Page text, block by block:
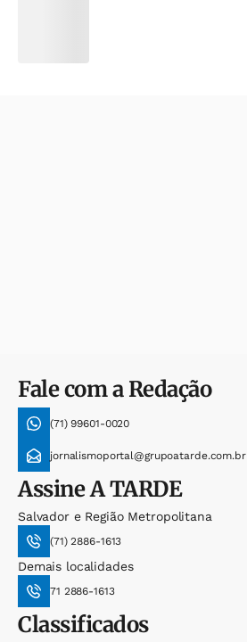
Fale com a Redação
(71) 99601-0020
jornalismoportal@grupoatarde.com.br
AssineA TARDE
Salvador e Região Metropolitana
(71) 2886-1613
Demais localidades
71 2886-1613
Classificados